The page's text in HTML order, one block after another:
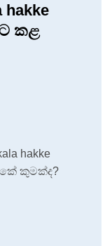
hakke
කළ
hakke
කුමක්ද?